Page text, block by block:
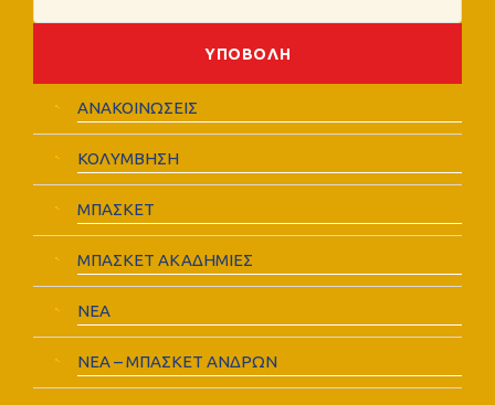
ΑΝΑΚΟΙΝΩΣΕΙΣ
ΚΟΛΥΜΒΗΣΗ
ΜΠΑΣΚΕΤ
ΜΠΑΣΚΕΤ ΑΚΑΔΗΜΙΕΣ
ΝΕΑ
ΝΕΑ – ΜΠΑΣΚΕΤ ΑΝΔΡΩΝ